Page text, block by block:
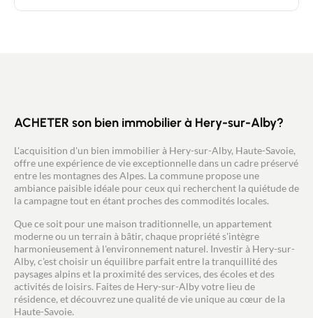
Stéphanie COUILLANDEAU au 06.08.04.02.27
pour visiter ce bien. Mandataire New Deal
n°881 196 183.
ACHETER son bien immobilier à Hery-sur-Alby?
L'acquisition d'un bien immobilier à Hery-sur-Alby, Haute-Savoie,
offre une expérience de vie exceptionnelle dans un cadre préservé
entre les montagnes des Alpes. La commune propose une
ambiance paisible idéale pour ceux qui recherchent la quiétude de
la campagne tout en étant proches des commodités locales.
Que ce soit pour une maison traditionnelle, un appartement
moderne ou un terrain à bâtir, chaque propriété s'intègre
harmonieusement à l'environnement naturel. Investir à Hery-sur-
Alby, c'est choisir un équilibre parfait entre la tranquillité des
paysages alpins et la proximité des services, des écoles et des
activités de loisirs. Faites de Hery-sur-Alby votre lieu de
résidence, et découvrez une qualité de vie unique au cœur de la
Haute-Savoie.